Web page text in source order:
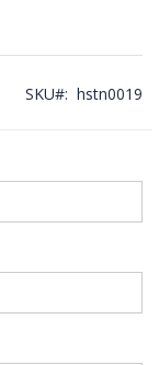
SKU hstn0019